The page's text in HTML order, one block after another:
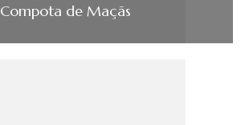
Compota de Maçãs